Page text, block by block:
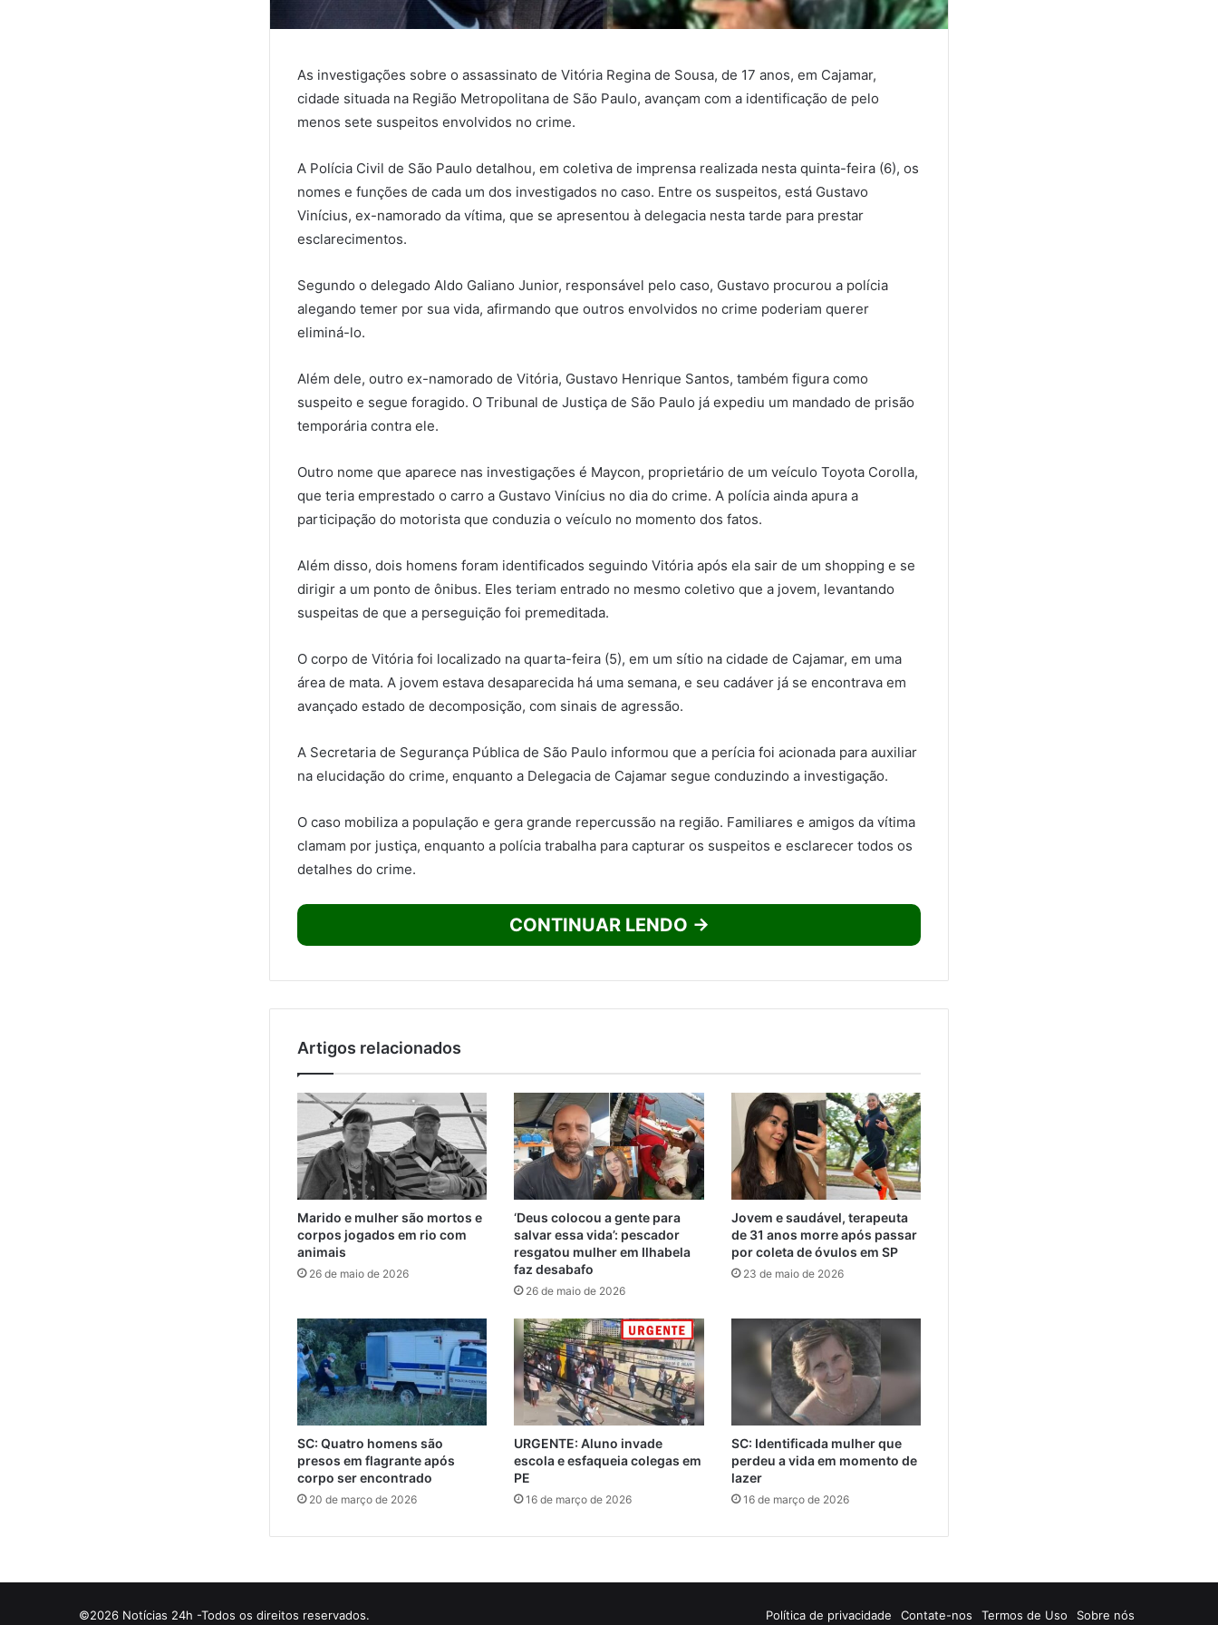
As investigações sobre o assassinato de Vitória Regina de Sousa, de 17 anos, em Cajamar,
cidade situada na Região Metropolitana de São Paulo, avançam com a identificação de pelo
menos sete suspeitos envolvidos no crime.
A Polícia Civil de São Paulo detalhou, em coletiva de imprensa realizada nesta quinta-feira (6), os
nomes e funções de cada um dos investigados no caso. Entre os suspeitos, está Gustavo
Vinícius, ex-namorado da vítima, que se apresentou à delegacia nesta tarde para prestar
esclarecimentos.
Segundo o delegado Aldo Galiano Junior, responsável pelo caso, Gustavo procurou a polícia
alegando temer por sua vida, afirmando que outros envolvidos no crime poderiam querer
eliminá-lo.
Além dele, outro ex-namorado de Vitória, Gustavo Henrique Santos, também figura como
suspeito e segue foragido. O Tribunal de Justiça de São Paulo já expediu um mandado de prisão
temporária contra ele.
Outro nome que aparece nas investigações é Maycon, proprietário de um veículo Toyota Corolla,
que teria emprestado o carro a Gustavo Vinícius no dia do crime. A polícia ainda apura a
participação do motorista que conduzia o veículo no momento dos fatos.
Além disso, dois homens foram identificados seguindo Vitória após ela sair de um shopping e se
dirigir a um ponto de ônibus. Eles teriam entrado no mesmo coletivo que a jovem, levantando
suspeitas de que a perseguição foi premeditada.
O corpo de Vitória foi localizado na quarta-feira (5), em um sítio na cidade de Cajamar, em uma
área de mata. A jovem estava desaparecida há uma semana, e seu cadáver já se encontrava em
avançado estado de decomposição, com sinais de agressão.
A Secretaria de Segurança Pública de São Paulo informou que a perícia foi acionada para auxiliar
na elucidação do crime, enquanto a Delegacia de Cajamar segue conduzindo a investigação.
O caso mobiliza a população e gera grande repercussão na região. Familiares e amigos da vítima
clamam por justiça, enquanto a polícia trabalha para capturar os suspeitos e esclarecer todos os
detalhes do crime.
CONTINUAR LENDO →
Artigos relacionados
Marido e mulher são mortos e
corpos jogados em rio com
animais
26 de maio de 2026
‘Deus colocou a gente para
salvar essa vida’: pescador
resgatou mulher em Ilhabela
faz desabafo
26 de maio de 2026
Jovem e saudável, terapeuta
de 31 anos morre após passar
por coleta de óvulos em SP
23 de maio de 2026
SC: Quatro homens são
presos em flagrante após
corpo ser encontrado
20 de março de 2026
URGENTE: Aluno invade
escola e esfaqueia colegas em
PE
16 de março de 2026
SC: Identificada mulher que
perdeu a vida em momento de
lazer
16 de março de 2026
©2026 Notícias 24h -Todos os direitos reservados. Política de privacidade Contate-nos Termos de Uso Sobre nós